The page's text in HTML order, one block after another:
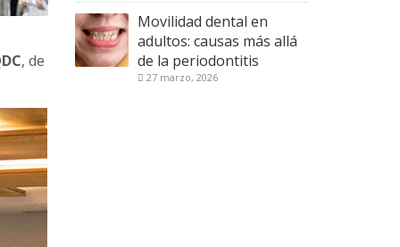
, de
Movilidad dental en
adultos: causas más allá
de la periodontitis
27 marzo, 2026